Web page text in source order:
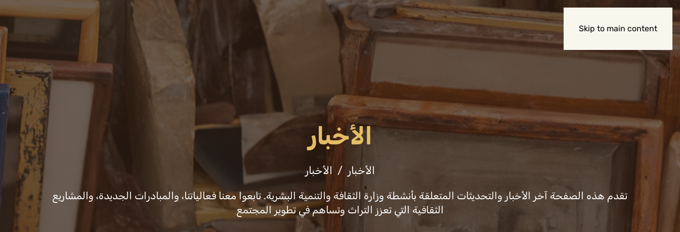
Skip to main content عن الوزارة التشريعات والقرارات
الأخبار
الأخبار الأخبار
تقدم هذه الصفحة آخر الأخبار والتحديثات المتعلقة بأنشطة وزارة الثقافة والتنمية البشرية. تابعوا معنا فعالياتنا، والمبادرات الجديدة، والمشاريع
الثقافية التي تعزز التراث وتساهم في تطوير المجتمع